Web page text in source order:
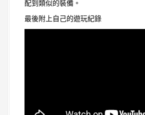
配到類似的裝備。
最後附上自己的遊玩紀錄